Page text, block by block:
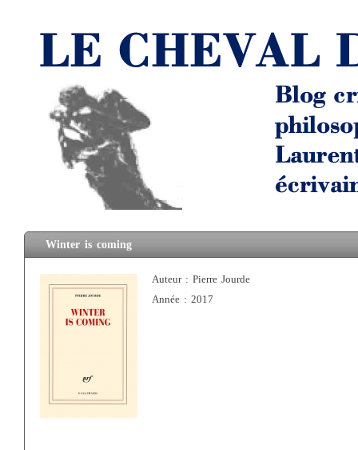
Winter is coming
Auteur : Pierre Jourde
Année : 2017